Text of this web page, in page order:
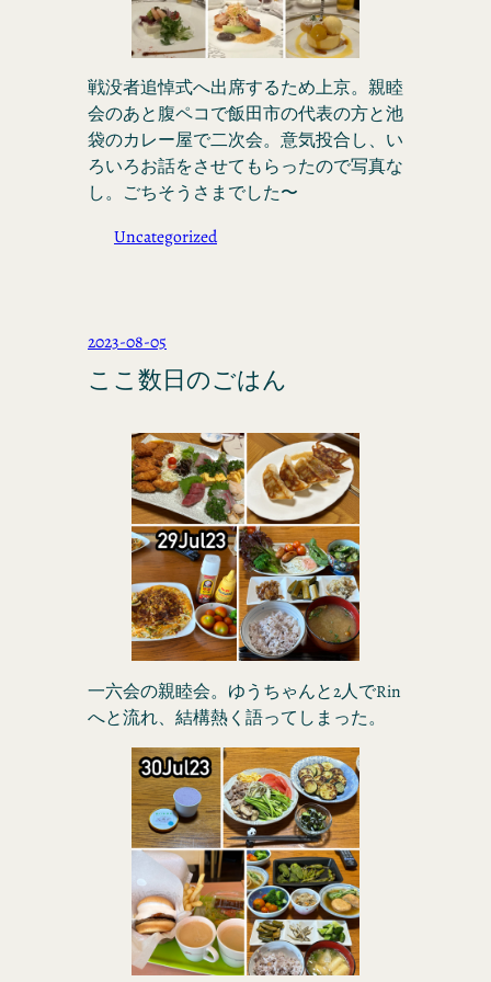
戦没者追悼式へ出席するため上京。親睦
会のあと腹ペコで飯田市の代表の方と池
袋のカレー屋で二次会。意気投合し、い
ろいろお話をさせてもらったので写真な
し。ごちそうさまでした〜
Uncategorized
2023-08-05
ここ数日のごはん
一六会の親睦会。ゆうちゃんと2人でRin
へと流れ、結構熱く語ってしまった。